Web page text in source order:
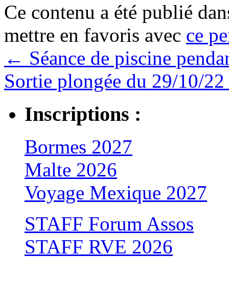
Ce contenu a été publié
mettre en favoris avec ce
← Séance de piscine
Sortie plongée du 29/10/22
Inscriptions :
Bormes 2027
Malte 2026
Voyage Mexique 2027
STAFF Forum Assos
STAFF RVE 2026